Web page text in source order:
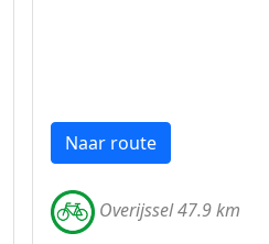
Naar route
Overijssel 47.9 km